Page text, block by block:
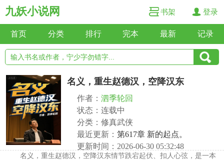
九妖小说网 书架 登录
首页 分类 排行 完本 最新 记录
名义，重生赵德汉，空降汉东
作者： 泗季轮回
状态：连载中
分类：修真武侠
最近更新： 第617章 新的起点。
更新时间：2026-06-30 05:32:48
名义，重生赵德汉，空降汉东情节跌宕起伏、扣人心弦，是一本